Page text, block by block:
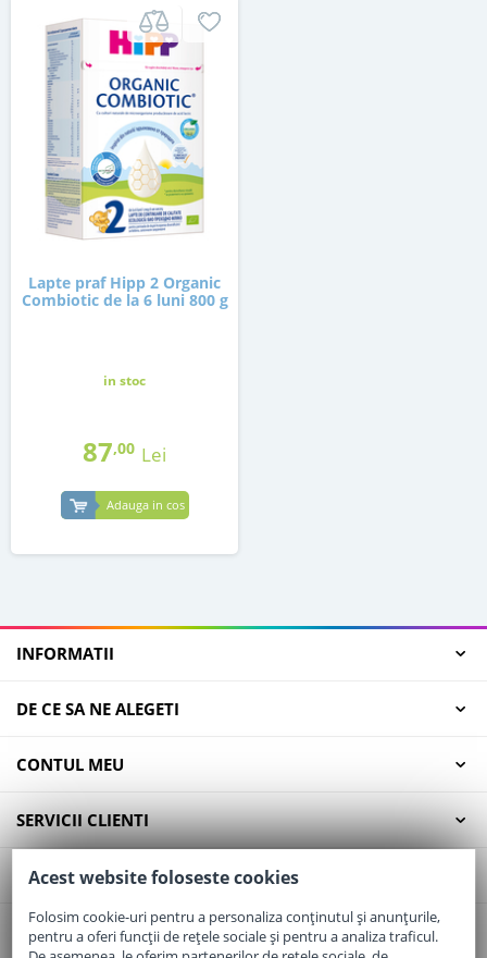
Lapte praf Hipp 2 Organic
Combiotic de la 6 luni 800 g
in stoc
87,00 Lei
Adauga in cos
INFORMATII
DE CE SA NE ALEGETI
CONTUL MEU
SERVICII CLIENTI
CONTACT
Email:office@elaptepraf.ro
Acest website foloseste cookies
Folosim cookie-uri pentru a personaliza conținutul și anunțurile,
pentru a oferi funcții de rețele sociale și pentru a analiza traficul.